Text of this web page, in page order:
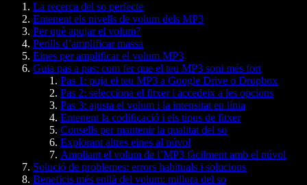
La recerca del so perfecte
Entenent els nivells de volum dels MP3
Per què apujar el volum?
Perills d’amplificar massa
Eines per amplificar el volum MP3
Guia pas a pas: com fer que el teu MP3 soni més fort
Pas 1: puja el teu MP3 a Google Drive o Dropbox
Pas 2: selecciona el fitxer i accedeix a les opcions
Pas 3: ajusta el volum i la intensitat en línia
Entenent la codificació i els tipus de fitxer
Consells per mantenir la qualitat del so
Explorant altres eines al núvol
Ampliant el volum de l’MP3 fàcilment amb el núvol
Solució de problemes: errors habituals i solucions
Beneficis més enllà del volum: millora del so